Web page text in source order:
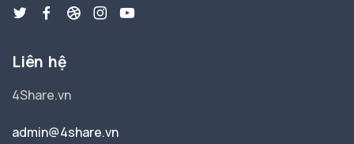
Liên hệ
4Share.vn
admin@4share.vn